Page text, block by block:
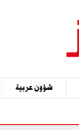
شؤون عربية